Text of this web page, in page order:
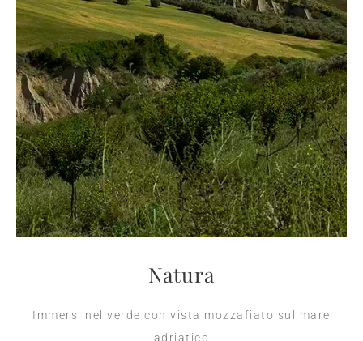
Natura
Immersi nel verde con vista mozzafiato sul mare
adriatico